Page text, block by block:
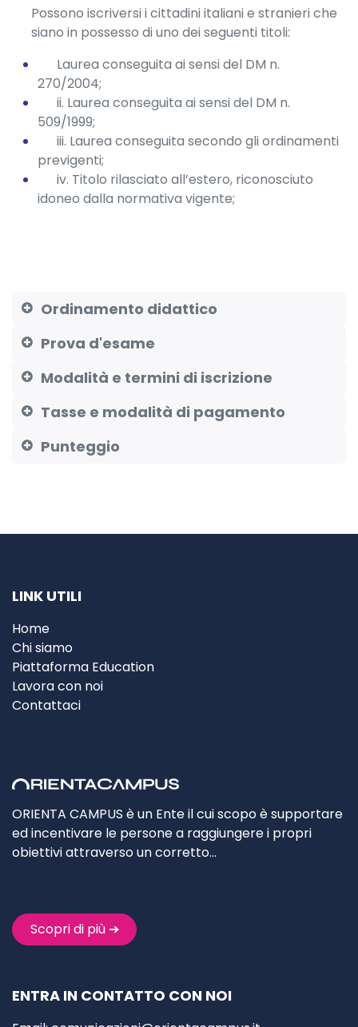
Possono iscriversi i cittadini italiani e stranieri che
siano in possesso di uno dei seguenti titoli:
Laurea conseguita ai sensi del DM n.
270/2004;
ii. Laurea conseguita ai sensi del DM n.
509/1999;
iii. Laurea conseguita secondo gli ordinamenti
previgenti;
iv. Titolo rilasciato all’estero, riconosciuto
idoneo dalla normativa vigente;
Ordinamento didattico
Prova d'esame
Modalità e termini di iscrizione
Tasse e modalità di pagamento
Punteggio
LINK UTILI
Home
Chi siamo
Piattaforma Education
Lavora con noi
Contattaci
ORIENTA CAMPUS è un Ente il cui scopo è supportare
ed incentivare le persone a raggiungere i propri
obiettivi attraverso un corretto…
Scopri di più ➔
ENTRA IN CONTATTO CON NOI